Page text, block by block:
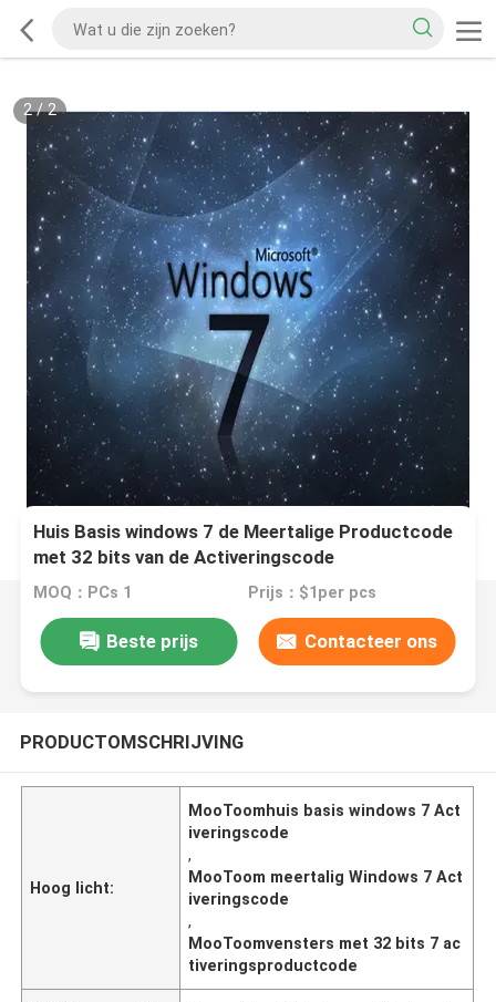
2/2
Huis Basis windows 7 de Meertalige Productcode
met 32 bits van de Activeringscode
MOQ：PCs 1 Prijs：$1per pcs
Beste prijs Contacteer ons
PRODUCTOMSCHRIJVING
Hoog licht:
MooToomhuis basis windows 7 Act
iveringscode
,
MooToom meertalig Windows 7 Act
iveringscode
,
MooToomvensters met 32 bits 7 ac
tiveringsproductcode